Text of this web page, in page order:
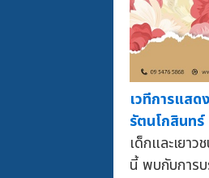
เวทีการแสด
รัตนโกสินท
เด็กและเยา
นี้ พบกับการบ